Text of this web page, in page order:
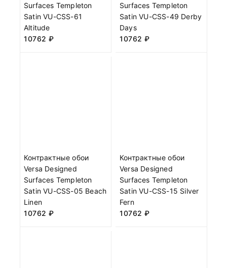
Surfaces Templeton
Satin VU-CSS-61
Altitude
10762 ₽
Surfaces Templeton
Satin VU-CSS-49 Derby
Days
10762 ₽
Контрактные обои
Versa Designed
Surfaces Templeton
Satin VU-CSS-05 Beach
Linen
10762 ₽
Контрактные обои
Versa Designed
Surfaces Templeton
Satin VU-CSS-15 Silver
Fern
10762 ₽